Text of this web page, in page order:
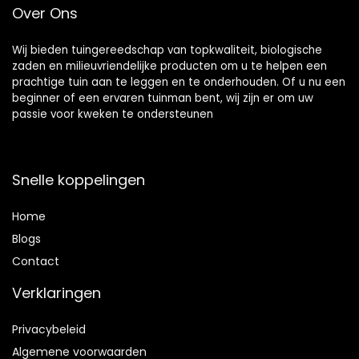
Plastic Kantoor
Over Ons
Wij bieden tuingereedschap van topkwaliteit, biologische
zaden en milieuvriendelijke producten om u te helpen een
prachtige tuin aan te leggen en te onderhouden. Of u nu een
beginner of een ervaren tuinman bent, wij zijn er om uw
passie voor kweken te ondersteunen
Snelle koppelingen
Home
Blogs
Contact
Verklaringen
Privacybeleid
Algemene voorwaarden